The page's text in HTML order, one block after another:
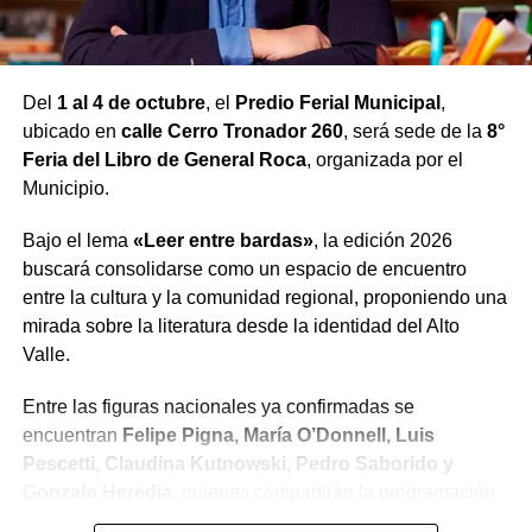
y que, con el paso de los años, se convirtió en uno de los
exponentes más destacados del melodic techno a nivel
Su carrera dio un salto definitivo tras incorporarse al
prestigioso sello Afterlife, de Tale Of Us, con el
lanzamiento de System Failure, una producción que lo
electrónica mundial. A partir de allí comenzó a
presentarse en algunos de los clubes y festivales más
importantes del planeta, como Hi Ibiza, Amnesia Ibiza,
Printworks de Londres y eventos oficiales de Afterlife en
distintos países.
Actualmente reside en Europa, integra el roster
internacional de DSKonnect y cuenta con lanzamientos
en sellos de enorme prestigio como Afterlife, Diynamic,
su propio sello discográfico, Clone.
Del 1 al 4 de octubre, el Predio Ferial Municipal ,
ubicado en calle Cerro Tronador 260, será sede de la 8°
Feria del Libro de General Roca, organizada por el
Municipio.
Bajo el lema «Leer entre bardas», la edición 2026
buscará consolidarse como un espacio de encuentro
entre la cultura y la comunidad regional, proponiendo una
mirada sobre la literatura desde la identidad del Alto
Valle.
Entre las figuras nacionales ya confirmadas se
encuentran Felipe Pigna, María O’Donnell, Luis
Pescetti, Claudina Kutnowski, Pedro Saborido y
junto a autores locales y regionales.